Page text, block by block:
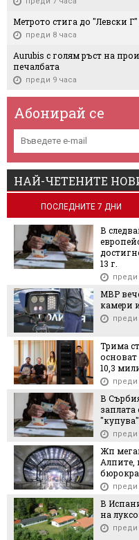
Метрото стига до "Левски Г"
преди 8 часа
Aurubis с голям ръст на
печалбата
преди 9 часа
Абонирай се
НАЙ-ЧЕТЕНИТЕ
ПОСЛЕДНИТЕ 7 ДНИ
В
13 г.
преди
МВР
камери
преди
Трима
10,3
преди
В
заплата
преди
Жп
Алпите,
преди
В
на
преди